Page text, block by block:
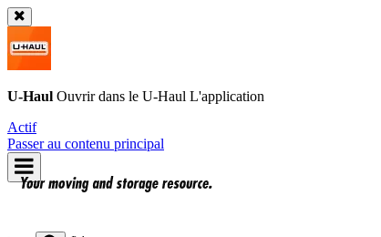
U-Haul Ouvrir dans le U-Haul L'application
Actif
Passer au contenu principal